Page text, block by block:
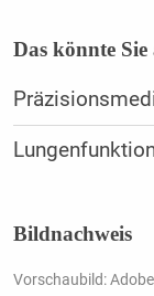
Das könnte Sie
Bildnachweis
Vorschaubild: